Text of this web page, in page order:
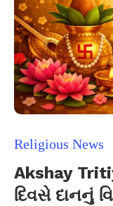
Religious News
Akshay
દિવસે દાનનું